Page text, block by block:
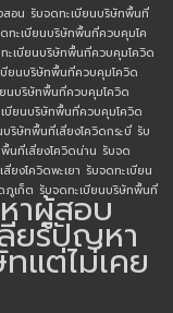
สอน รับจดทะเบียนบริษัทพื้นที่
ทะเบียนบริษัทพื้นที่ควบคุมโค
ะเบียนบริษัทพื้นที่ควบคุมโควิด
บียนบริษัทพื้นที่ควบคุมโควิด
ยนบริษัทพื้นที่ควบคุมโควิด
บียนบริษัทพื้นที่ควบคุมโควิด
บริษัทพื้นที่เสี่ยงโควิดกระบี่ รับ
นที่เสี่ยงโควิดน่าน รับจด
ยงโควิดพะเยา รับจดทะเบียน
ภูเก็ต รับจดทะเบียนบริษัทพื้นที่
หาผู้สอบ
ยร์ปัญหา
แต่ไม่เคย